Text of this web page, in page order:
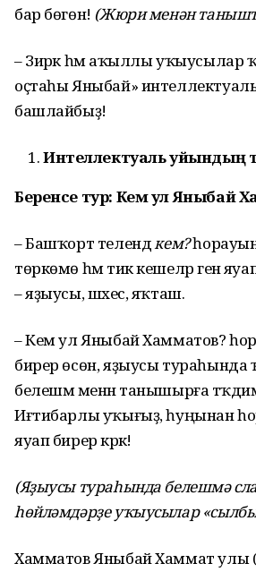
бар бөгөн! (Жюри менән
– Зирәк һәм аҡыллы уҡыусылар
оҫтаһы Яныбай»
башлайбыҙ!
Интеллектуаль уйындың
Беренсе тур: Кем ул Яныбай
– Башҡорт телендәкем?
төркөмө һәм тик кешеләр генә яуап
– яҙыусы, шәхес, яҡташ.
– Кем ул Яныбай Хамматов?
бирер өсөн, яҙыусы тураһында
белешмә менән танышырға
Иғтибарлы уҡығыҙ, һуңынан
яуап бирер кәрәк!
(Яҙыусы тураһында белешмә
һөйләмдәрҙе уҡыусылар
Хамматов Яныбай Хаммат улы